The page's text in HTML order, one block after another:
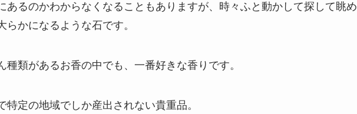
あるのかわからなくなることもありますが、時々ふと動かして探して眺め
かになるような石です。
種類があるお香の中でも、一番好きな香りです。
定の地域でしか産出されない貴重品。